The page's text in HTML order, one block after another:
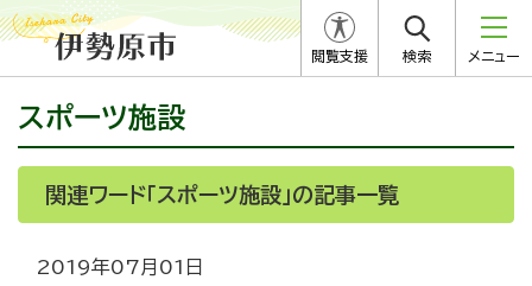
閲覧支援 検索 メニュー
スポーツ施設
関連ワード「スポーツ施設」の記事一覧
2019年07月01日